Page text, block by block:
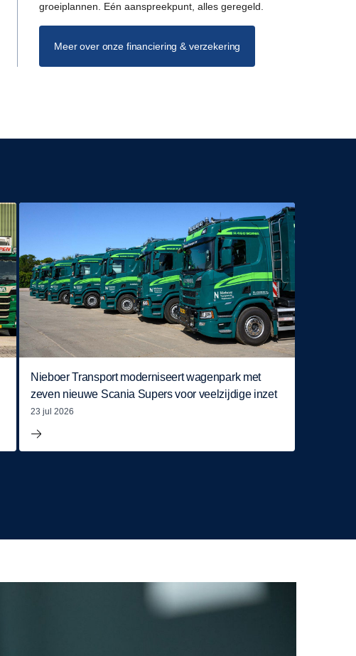
groeiplannen. Eén aanspreekpunt, alles geregeld.
Meer over onze financiering & verzekering
Nieboer Transport moderniseert wagenpark met
zeven nieuwe Scania Supers voor veelzijdige inzet
23 jul 2026